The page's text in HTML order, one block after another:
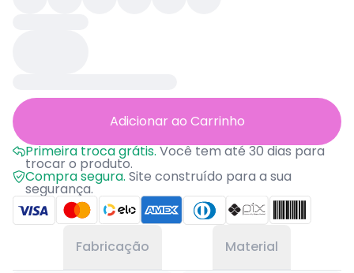
Adicionar ao Carrinho
Primeira troca grátis.Você tem até 30 dias para
trocar o produto.
Compra segura. Site construído para a sua
segurança.
Fabricação Material